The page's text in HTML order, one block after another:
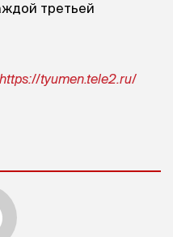
третьей
https://tyumen.tele2.ru/